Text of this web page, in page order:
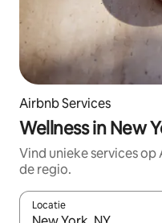
Airbnb Services
Wellness in New
Vind unieke services
de regio.
Locatie
Wanneer er suggesties